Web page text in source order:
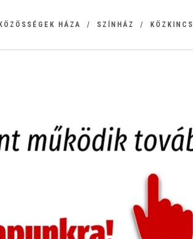
KÖZÖSSÉGEK HÁZA SZÍNHÁZ KÖZKINCS